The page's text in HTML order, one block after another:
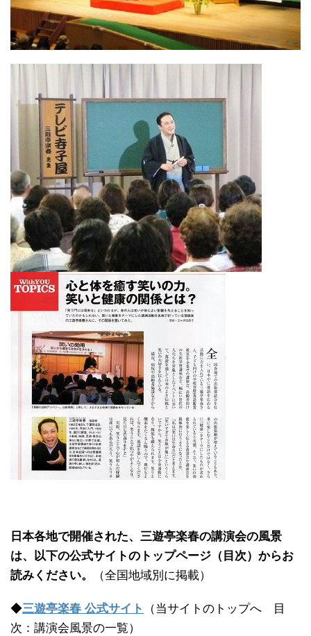
日本各地で開催された、三遊亭楽春の講演会の風景
は、以下の公式サイトのトップページ（目次）からお
読みください。
（全国地域別に掲載）
◆三遊亭楽春 公式サイト
（当サイトのトップへ 目
次：講演会風景の一覧）